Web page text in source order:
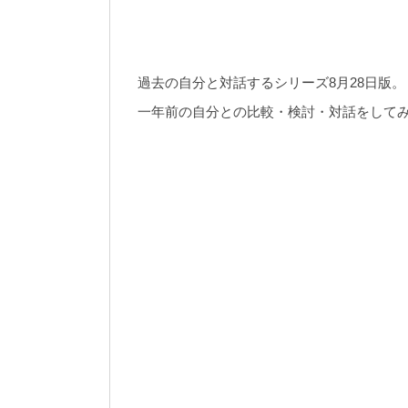
過去の自分と対話するシリーズ8月28日版。
一年前の自分との比較・検討・対話をして